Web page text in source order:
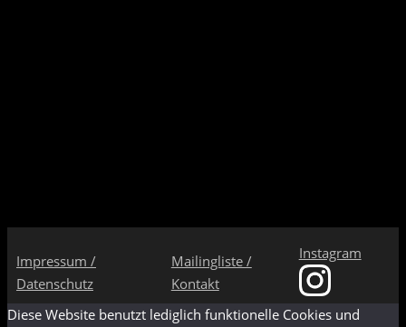
Impressum /
Datenschutz
Mailingliste /
Kontakt
Instagram
Diese Website benutzt lediglich funktionelle Cookies und